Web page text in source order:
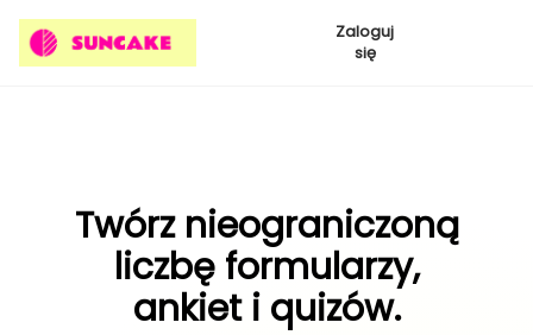
Zaloguj
się
Twórz nieograniczoną
liczbę formularzy,
ankiet i quizów.